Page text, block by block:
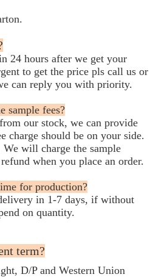
24 hours after we get your
to get the price pls call us or
can reply you with priority.
sample fees?
our stock, we can provide
charge should be on your side.
will charge the sample
when you place an order.
for production?
in 1-7 days, if without
on quantity.
term?
D/P and Western Union